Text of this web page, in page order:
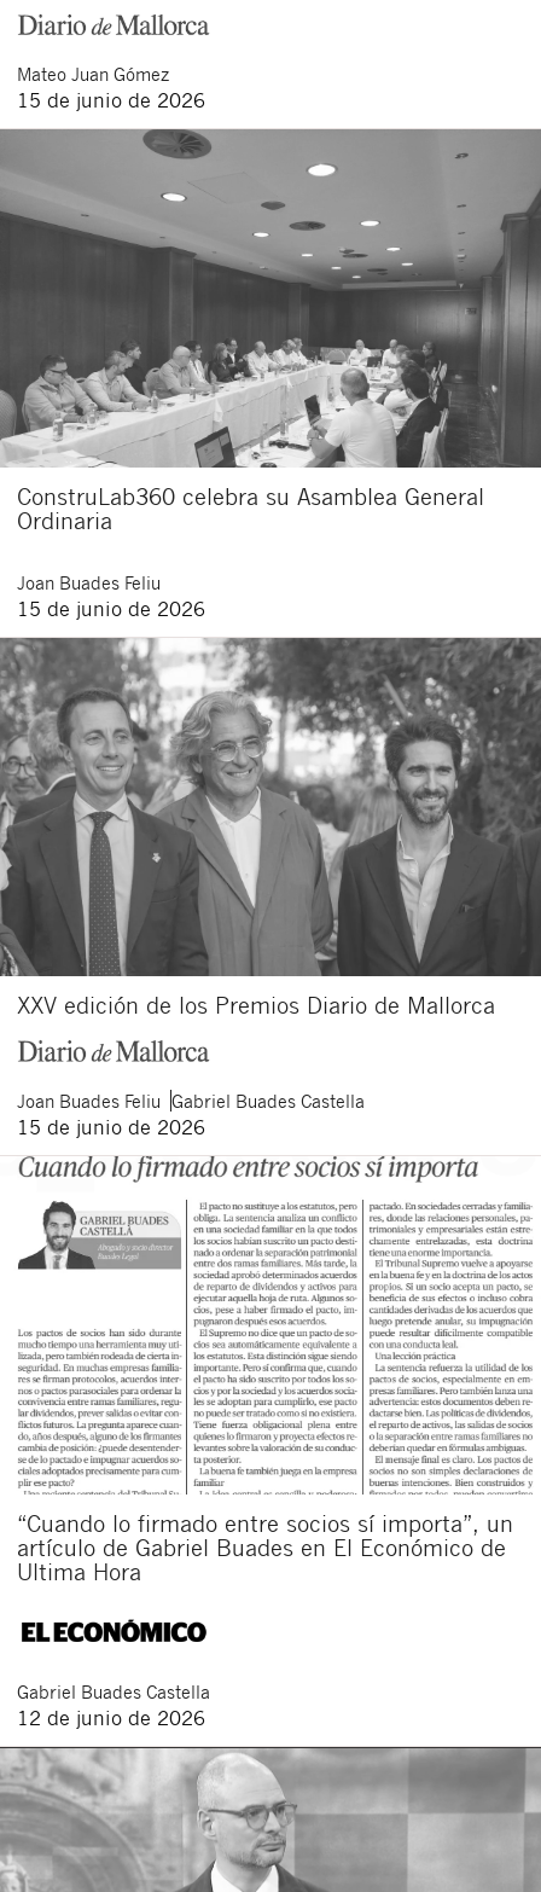
Mateo Juan Gómez
15 de junio de 2026
ConstruLab360 celebra su Asamblea General
Ordinaria
Joan Buades Feliu
15 de junio de 2026
XXV edición de los Premios Diario de Mallorca
Joan Buades Feliu Gabriel Buades Castella
15 de junio de 2026
“Cuando lo firmado entre socios sí importa”, un
artículo de Gabriel Buades en El Económico de
Ultima Hora
Gabriel Buades Castella
12 de junio de 2026